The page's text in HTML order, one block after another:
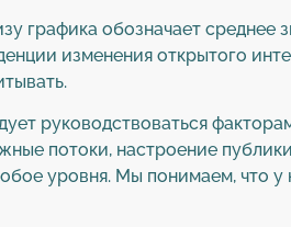
графика обозначает среднее
изменения открытого
руководствоваться
потоки, настроение
уровня. Мы понимаем, что